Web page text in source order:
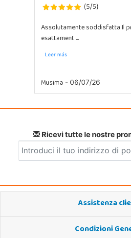
(5/5)
Assolutamente soddisfatta Il
esattament ...
Leer más
Musima - 06/07/26
Ricevi tutte le nostre
Assistenza
Condizioni